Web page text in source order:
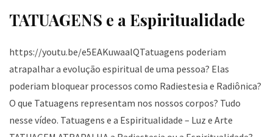
TATUAGENS e a Espiritualidade
https://youtu.be/e5EAKuwaalQTatuagens poderiam
atrapalhar a evolução espiritual de uma pessoa? Elas
poderiam bloquear processos como Radiestesia e Radiônica?
O que Tatuagens representam nos nossos corpos? Tudo
nesse vídeo. Tatuagens e a Espiritualidade – Luz e Arte